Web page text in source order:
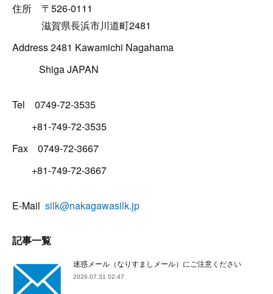
住所 〒526-0111
滋賀県長浜市川道町2481
Address 2481 Kawamichi Nagahama
Shiga JAPAN
Tel 0749-72-3535
+81-749-72-3535
Fax 0749-72-3667
+81-749-72-3667
E-Mail silk@nakagawasilk.jp
記事一覧
迷惑メール（なりすましメール）にご注意ください
2026.07.31 02:47